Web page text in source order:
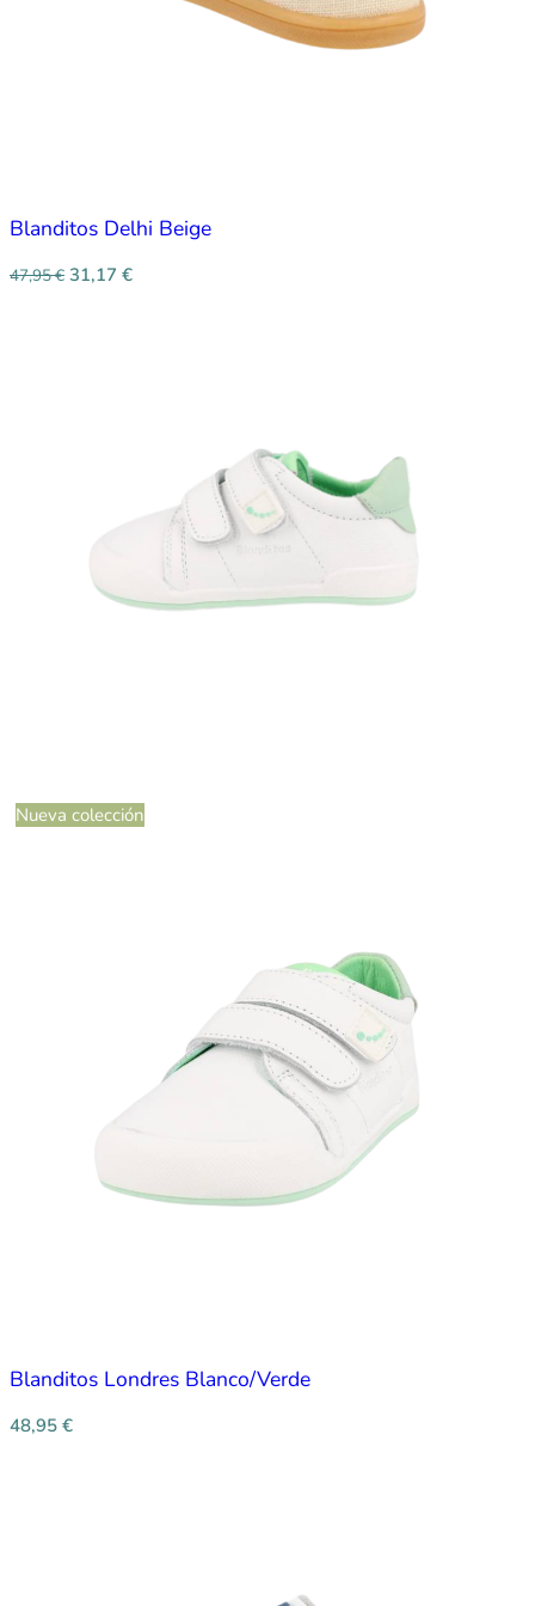
Blanditos Delhi Beige
47,95€ 31,17 €
Nueva colección
Blanditos Londres Blanco/Verde
48,95 €